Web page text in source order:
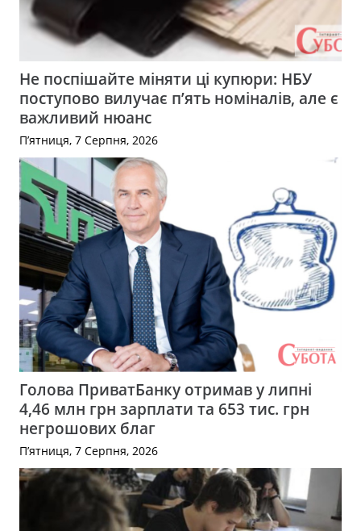
Не поспішайте міняти ці купюри: НБУ
поступово вилучає п’ять номіналів, але є
важливий нюанс
П’ятниця, 7 Серпня, 2026
Голова ПриватБанку отримав у липні
4,46 млн грн зарплати та 653 тис. грн
негрошових благ
П’ятниця, 7 Серпня, 2026